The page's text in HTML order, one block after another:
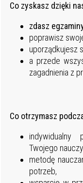
Co zyskasz dzięki
zdasz
poprawisz
uporządkujesz
a przede
zagadnienia z
Co otrzymasz
Twojego
metodę
potrzeb,